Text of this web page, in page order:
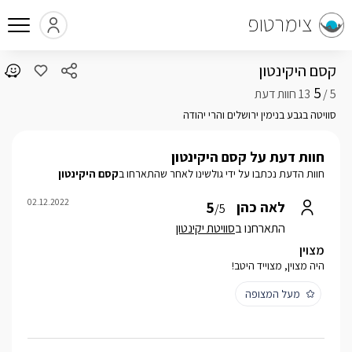
צימרטופ
קסם היקינטון
5 /
5
סוויטה בגבע בנימין ירושלים והרי יהודה
חוות דעת על קסם היקינטון
חוות הדעת נכתבו על ידי גולשינו לאחר שהתארחו בקסם היקינטון
לאה כהן 5/5
התארחנו בסוויטת יקינטון
02.12.2022
מצוין
היה מצוין, מצוייד היטב!
מעל המצופה